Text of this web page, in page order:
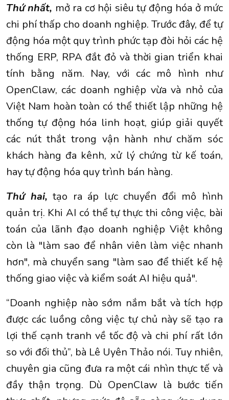
Thứ nhất, mở ra cơ hội siêu tự động hóa ở mức
chi phí thấp cho doanh nghiệp. Trước đây, để tự
động hóa một quy trình phức tạp đòi hỏi các hệ
thống ERP, RPA đắt đỏ và thời gian triển khai
tính bằng năm. Nay, với các mô hình như
OpenClaw, các doanh nghiệp vừa và nhỏ của
Việt Nam hoàn toàn có thể thiết lập những hệ
thống tự động hóa linh hoạt, giúp giải quyết
các nút thắt trong vận hành như chăm sóc
khách hàng đa kênh, xử lý chứng từ kế toán,
hay tự động hóa quy trình bán hàng.
Thứ hai, tạo ra áp lực chuyển đổi mô hình
quản trị. Khi AI có thể tự thực thi công việc, bài
toán của lãnh đạo doanh nghiệp Việt không
còn là "làm sao để nhân viên làm việc nhanh
hơn", mà chuyển sang "làm sao để thiết kế hệ
thống giao việc và kiểm soát AI hiệu quả".
“Doanh nghiệp nào sớm nắm bắt và tích hợp
được các luồng công việc tự chủ này sẽ tạo ra
lợi thế cạnh tranh về tốc độ và chi phí rất lớn
so với đối thủ”, bà Lê Uyên Thảo nói. Tuy nhiên,
chuyên gia cũng đưa ra một cái nhìn thực tế và
đầy thận trọng. Dù OpenClaw là bước tiến